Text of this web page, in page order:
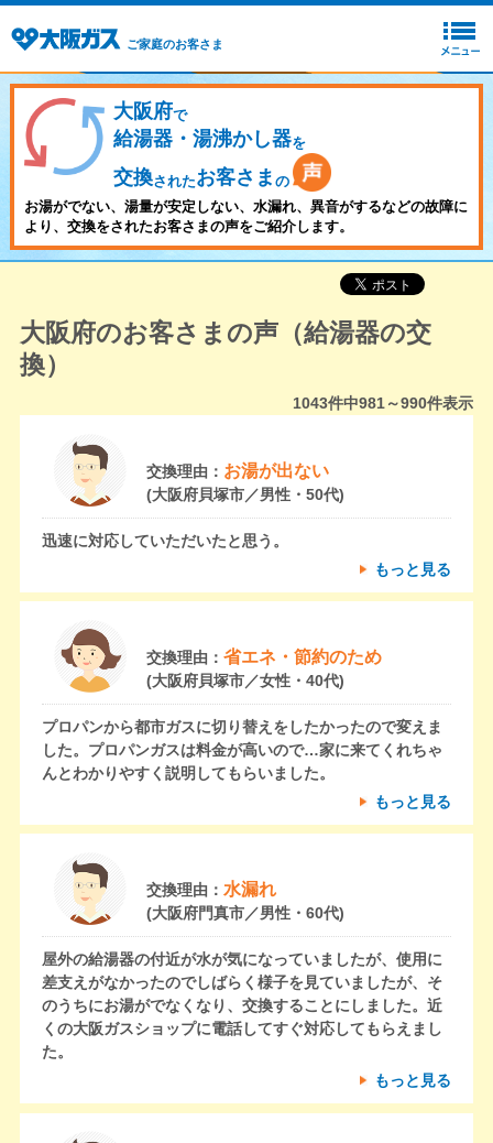
ご家庭のお客さま
大阪府で
給湯器・湯沸かし器を
交換されたお客さま の
お湯がでない、湯量が安定しない、水漏れ、異音がするなどの故障に
より、交換をされたお客さまの声をご紹介します。
大阪府のお客さまの声（給湯器の交
換）
1043件中981～990件表示
交換理由： お湯が出ない
(大阪府貝塚市／男性・50代)
迅速に対応していただいたと思う。
もっと見る
交換理由： 省エネ・節約のため
(大阪府貝塚市／女性・40代)
プロパンから都市ガスに切り替えをしたかったので変えま
した。プロパンガスは料金が高いので…家に来てくれちゃ
んとわかりやすく説明してもらいました。
もっと見る
交換理由： 水漏れ
(大阪府門真市／男性・60代)
屋外の給湯器の付近が水が気になっていましたが、使用に
差支えがなかったのでしばらく様子を見ていましたが、そ
のうちにお湯がでなくなり、交換することにしました。近
くの大阪ガスショップに電話してすぐ対応してもらえまし
た。
もっと見る